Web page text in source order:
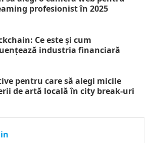
profesionist în 2025
Ce este și cum
industria financiară
pentru care să alegi micile
de artă locală în city break-uri